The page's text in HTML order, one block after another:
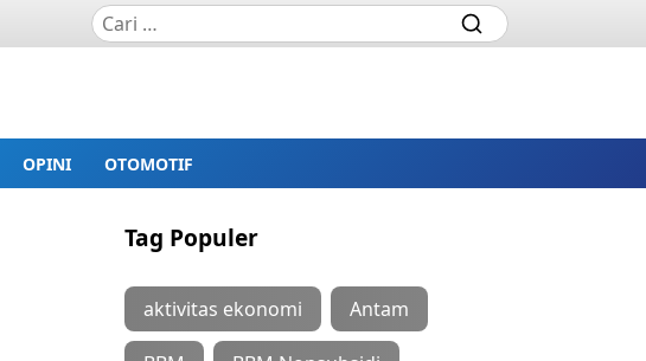
OPINI OTOMOTIF
Tag Populer
aktivitas ekonomi Antam